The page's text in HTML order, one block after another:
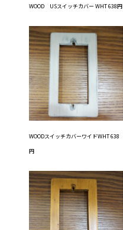
WOOD USスイッチカバー WHT 638円
WOODスイッチカバーワイドWHT 638
円